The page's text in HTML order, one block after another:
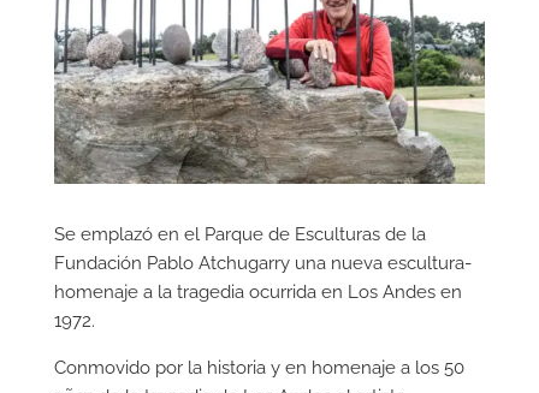
Se emplazó en el Parque de Esculturas de la
Fundación Pablo Atchugarry una nueva escultura-
homenaje a la tragedia ocurrida en Los Andes en
1972.
Conmovido por la historia y en homenaje a los 50